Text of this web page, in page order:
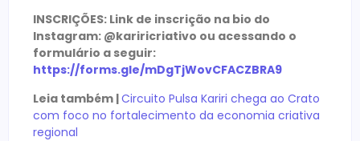
INSCRIÇÕES: Link de inscrição na bio do
Instagram: @kariricriativo ou acessando o
formulário a seguir:
https://forms.gle/mDgTjWovCFACZBRA9
Leia também |Circuito Pulsa Kariri chega ao Crato
com foco no fortalecimento da economia criativa
regional